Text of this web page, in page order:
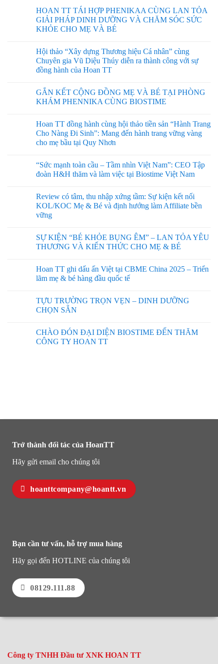
HOAN TT TÁI HỢP PHENIKAA CÙNG LAN TỎA
GIẢI PHÁP DINH DƯỠNG VÀ CHĂM SÓC SỨC
KHỎE CHO MẸ VÀ BÉ
Hội thảo “Xây dựng Thương hiệu Cá nhân” cùng
Chuyên gia Vũ Diệu Thúy diễn ra thành công với sự
đồng hành của Hoan TT
GẮN KẾT CỘNG ĐỒNG MẸ VÀ BÉ TẠI PHÒNG
KHÁM PHENNIKA CÙNG BIOSTIME
Hoan TT đồng hành cùng hội thảo tiền sản “Hành Trang
Cho Nàng Đi Sinh”: Mang đến hành trang vững vàng
cho mẹ bầu tại Quy Nhơn
“Sức mạnh toàn cầu – Tầm nhìn Việt Nam”: CEO Tập
đoàn H&H thăm và làm việc tại Biostime Việt Nam
Review có tâm, thu nhập xứng tầm: Sự kiện kết nối
KOL/KOC Mẹ & Bé và định hướng làm Affiliate bền
vững
SỰ KIỆN “BÉ KHỎE BỤNG ÊM” – LAN TỎA YÊU
THƯƠNG VÀ KIẾN THỨC CHO MẸ & BÉ
Hoan TT ghi dấu ấn Việt tại CBME China 2025 – Triển
lãm mẹ & bé hàng đầu quốc tế
TỰU TRƯỜNG TRỌN VẸN – DINH DƯỠNG
CHỌN SẴN
CHÀO ĐÓN ĐẠI DIỆN BIOSTIME ĐẾN THĂM
CÔNG TY HOAN TT
Trở thành đối tác của HoanTT
Hãy gửi email cho chúng tôi
hoanttcompany@hoantt.vn
Bạn cần tư vấn, hỗ trợ mua hàng
Hãy gọi đến HOTLINE của chúng tôi
08129.111.88
Công ty TNHH Đầu tư XNK HOAN TT